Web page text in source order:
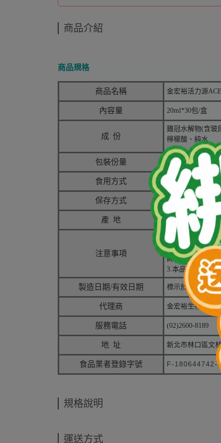
商品介紹
商品規格
商品名稱 金宏裕活力源
內容量 20ml*30包/盒
成 份
雞冠水解物(含玻
檸檬酸、純水
包裝份量 每一份量20ml，
食用方式 每天一包, 撕(剪
保存方式 請至於室內陰涼
產 地 台灣
注意事項
1.請置於兒童伸
2.對本品所含成
師有關食用本品
3.本品如有沉澱
製造日期/有效日期 標示於包裝上
代理商 金宏裕生物科技
服務電話 (02)2600-8189
地 址 新北市林口區文
食品業者登錄字號 F-180644742-
規格說明
運送方式